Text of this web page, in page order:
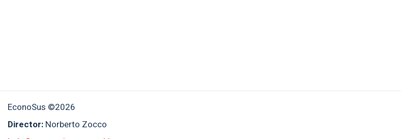
EconoSus ©2026
Director: Norberto Zocco